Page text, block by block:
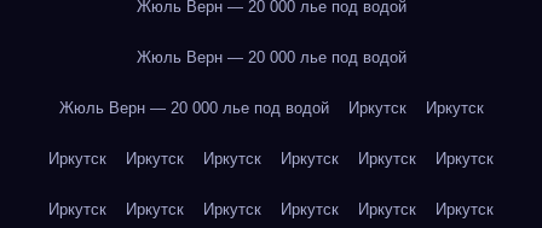
Жюль Верн — 20 000 лье под водой
Жюль Верн — 20 000 лье под водой
Жюль Верн — 20 000 лье под водой Иркутск Иркутск
Иркутск Иркутск Иркутск Иркутск Иркутск Иркутск
Иркутск Иркутск Иркутск Иркутск Иркутск Иркутск